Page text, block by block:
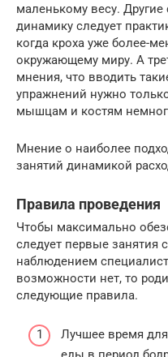
маленькому весу.
динамику следует
когда кроха уже более-
окружающему миру. А
мнения, что вводить
упражнений нужно
мышцам и костям
Мнение о наиболее
занятий динамикой
Правила проведения
Чтобы максимально
следует первые занятия
наблюдением
возможности нет, то
следующие правила.
Лучшее время